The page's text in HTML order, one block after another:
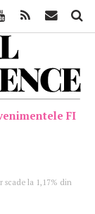
FI
scade la 1,17% din
Feed Mail